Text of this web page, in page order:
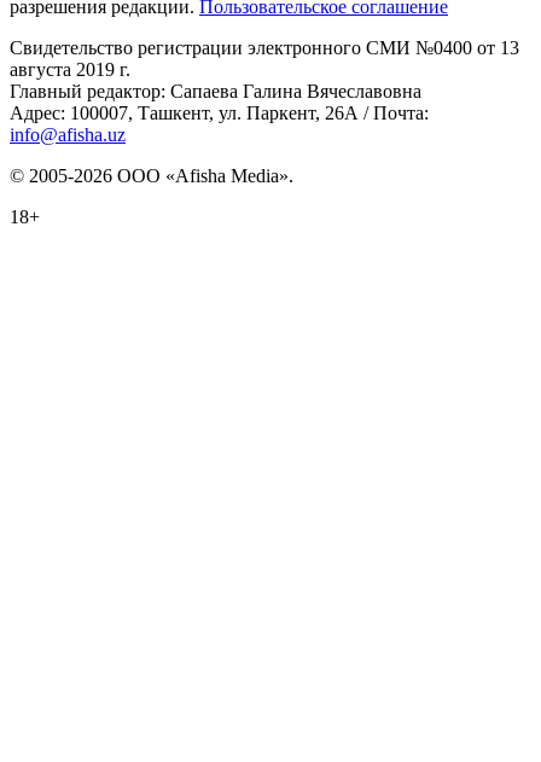
разрешения редакции. Пользовательское соглашение
Свидетельство регистрации электронного СМИ №0400 от 13
августа 2019 г.
Главный редактор: Сапаева Галина Вячеславовна
Адрес: 100007, Ташкент, ул. Паркент, 26А / Почта:
info@afisha.uz
© 2005-2026 ООО «Afisha Media».
18+